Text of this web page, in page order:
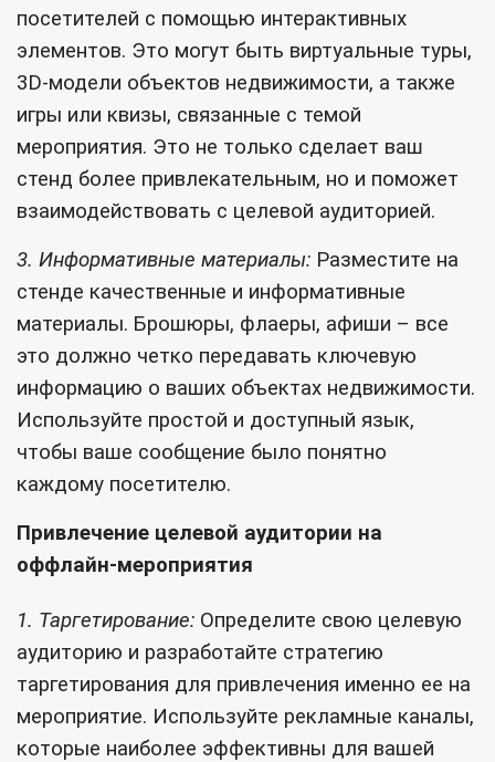
посетителей с помощью интерактивных
элементов. Это могут быть виртуальные туры,
3D-модели объектов недвижимости, а также
игры или квизы, связанные с темой
мероприятия. Это не только сделает ваш
стенд более привлекательным, но и поможет
взаимодействовать с целевой аудиторией.
3. Информативные материалы: Разместите на
стенде качественные и информативные
материалы. Брошюры, флаеры, афиши – все
это должно четко передавать ключевую
информацию о ваших объектах недвижимости.
Используйте простой и доступный язык,
чтобы ваше сообщение было понятно
каждому посетителю.
Привлечение целевой аудитории на
оффлайн-мероприятия
1. Таргетирование: Определите свою целевую
аудиторию и разработайте стратегию
таргетирования для привлечения именно ее на
мероприятие. Используйте рекламные каналы,
которые наиболее эффективны для вашей